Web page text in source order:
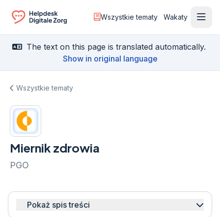
Ga naar de homepagina
Wszystkie tematy Wakaty
The text on this page is translated automatically.
Show in original language
Wszystkie tematy
Miernik zdrowia
PGO
Pokaż spis treści